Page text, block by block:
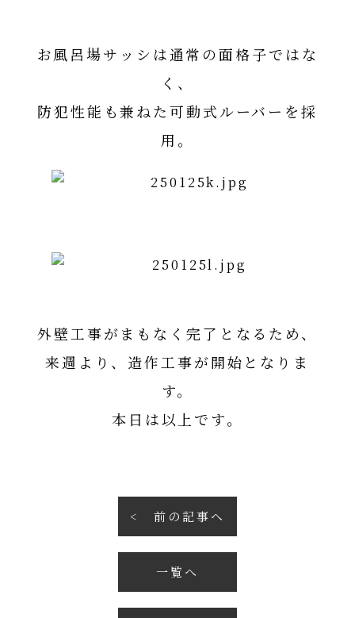
お風呂場サッシは通常の面格子ではな
く、
防犯性能も兼ねた可動式ルーバーを採
用。
外壁工事がまもなく完了となるため、
来週より、造作工事が開始となりま
す。
本日は以上です。
前の記事へ
一覧へ